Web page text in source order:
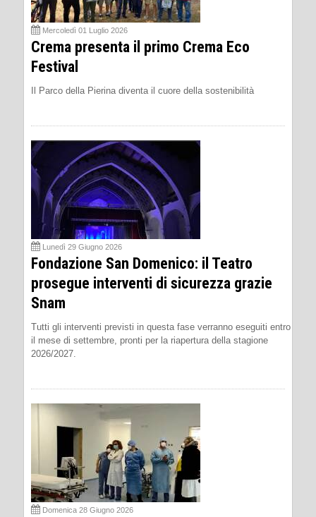
Mercoledì 01 Luglio 2026
Crema presenta il primo Crema Eco
Festival
Il Parco della Pierina diventa il cuore della sostenibilità
Lunedì 29 Giugno 2026
Fondazione San Domenico: il Teatro
prosegue interventi di sicurezza grazie
Snam
Tutti gli interventi previsti in questa fase verranno eseguiti entro
il mese di settembre, pronti per la riapertura della stagione
2026/2027.
Domenica 28 Giugno 2026